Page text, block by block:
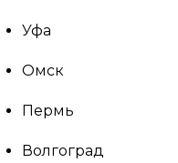
Уфа
Омск
Пермь
Волгоград